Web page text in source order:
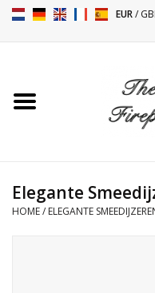
EUR/
Toebehoren
Elegante
HOME/ ELEGANTE